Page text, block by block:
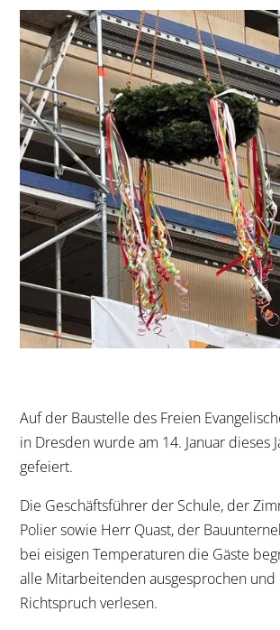
Auf der Baustelle des Freien
in Dresden wurde am 14. Januar dieses
gefeiert.
Die Geschäftsführer der Schule, der
Polier sowie Herr Quast, der
bei eisigen Temperaturen die Gäste
alle Mitarbeitenden ausgesprochen
Richtspruch verlesen.